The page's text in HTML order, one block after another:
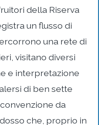
della Riserva
un flusso di
una rete di
visitano diversi
e interpretazione
di ben sette
da
che, proprio in